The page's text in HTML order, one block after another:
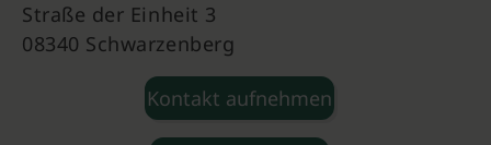
Straße der Einheit 3
08340 Schwarzenberg
Kontakt aufnehmen